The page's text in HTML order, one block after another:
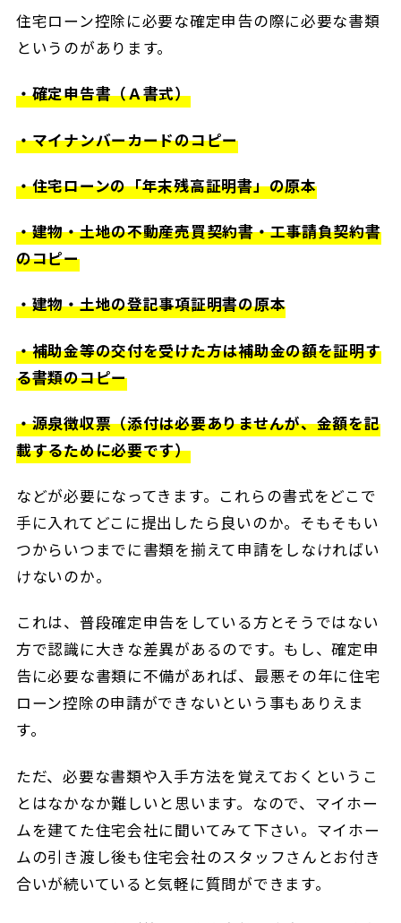
住宅ローン控除に必要な確定申告の際に必要な書類
というのがあります。
・確定申告書（Ａ書式）
・マイナンバーカードのコピー
・住宅ローンの「年末残高証明書」の原本
・建物・土地の不動産売買契約書・工事請負契約書
のコピー
・建物・土地の登記事項証明書の原本
・補助金等の交付を受けた方は補助金の額を証明す
る書類のコピー
・源泉徴収票（添付は必要ありませんが、金額を記
載するために必要です）
などが必要になってきます。これらの書式をどこで
手に入れてどこに提出したら良いのか。そもそもい
つからいつまでに書類を揃えて申請をしなければい
けないのか。
これは、普段確定申告をしている方とそうではない
方で認識に大きな差異があるのです。もし、確定申
告に必要な書類に不備があれば、最悪その年に住宅
ローン控除の申請ができないという事もありえま
す。
ただ、必要な書類や入手方法を覚えておくというこ
とはなかなか難しいと思います。なので、マイホー
ムを建てた住宅会社に聞いてみて下さい。マイホー
ムの引き渡し後も住宅会社のスタッフさんとお付き
合いが続いていると気軽に質問ができます。